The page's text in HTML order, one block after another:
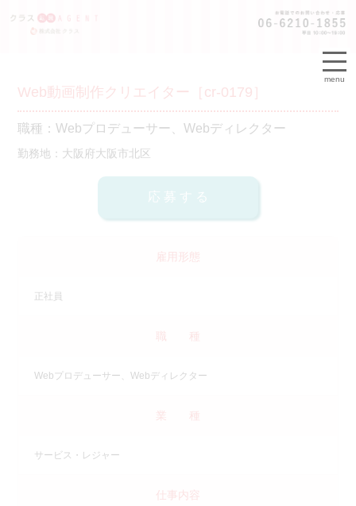
menu
Web動画制作クリエイター［cr-0179］
職種：Webプロデューサー、Webディレクター
勤務地：大阪府大阪市北区
雇用形態
正社員
職 種
Webプロデューサー、Webディレクター
業 種
サービス・レジャー
仕事内容